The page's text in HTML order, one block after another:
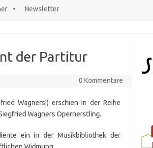
Newsletter
der Partitur
0 Kommentare
Wagners!) erschien in der Reihe
Wagners Opernerstling.
ein in der Musikbibliothek der